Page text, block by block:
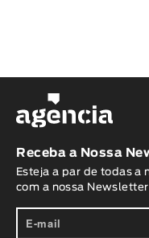
Receba a Nossa
Esteja a par de todas a
com a nossa